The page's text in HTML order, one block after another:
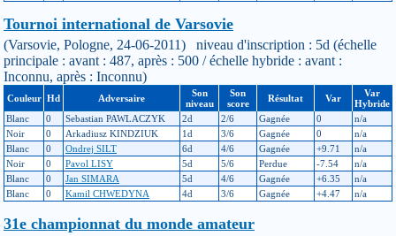
Tournoi international de Varsovie
(Varsovie, Pologne, 24-06-2011) niveau d'inscription : 5d (échelle
principale : avant : 487, après : 500 / échelle hybride : avant :
Inconnu, après : Inconnu)
Couleur Hd Adversaire
Son
niveau
Son
score
Résultat Var
Var
Hybride
Blanc
0 Sebastian PAWLACZYK 2d 2/6 Gagnée 0
n/a
Noir
0 Arkadiusz KINDZIUK 1d 3/6 Gagnée 0
n/a
Blanc
0 Ondrej SILT 6d 4/6 Gagnée +9.71
n/a
Noir
0 Pavol LISY 5d 5/6 Perdue -7.54
n/a
Blanc
0 Jan SIMARA 5d 4/6 Gagnée +6.35
n/a
Blanc
0 Kamil CHWEDYNA 4d 3/6 Gagnée +4.47 n/a
31e championnat du monde amateur